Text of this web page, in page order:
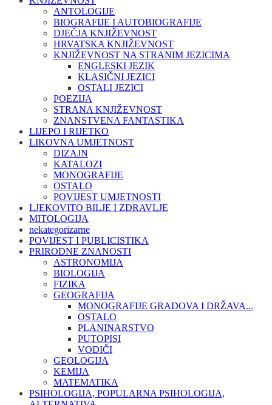
ANTOLOGIJE
BIOGRAFIJE I AUTOBIOGRAFIJE
DJEČJA KNJIŽEVNOST
HRVATSKA KNJIŽEVNOST
KNJIŽEVNOST NA STRANIM JEZICIMA
ENGLESKI JEZIK
KLASIČNI JEZICI
OSTALI JEZICI
POEZIJA
STRANA KNJIŽEVNOST
ZNANSTVENA FANTASTIKA
LIJEPO I RIJETKO
LIKOVNA UMJETNOST
DIZAJN
KATALOZI
MONOGRAFIJE
OSTALO
POVIJEST UMJETNOSTI
LJEKOVITO BILJE I ZDRAVLJE
MITOLOGIJA
nekategorizarne
POVIJEST I PUBLICISTIKA
PRIRODNE ZNANOSTI
ASTRONOMIJA
BIOLOGIJA
FIZIKA
GEOGRAFIJA
MONOGRAFIJE GRADOVA I DRŽAVA...
OSTALO
PLANINARSTVO
PUTOPISI
VODIČI
GEOLOGIJA
KEMIJA
MATEMATIKA
PSIHOLOGIJA, POPULARNA PSIHOLOGIJA,